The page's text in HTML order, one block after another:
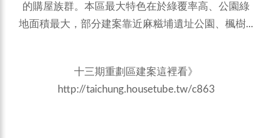
的購屋族群。本區最大特色在於綠覆率高、公園綠
地面積最大，部分建案靠近麻糍埔遺址公園、楓樹...
十三期重劃區建案這裡看》
http://taichung.housetube.tw/c863